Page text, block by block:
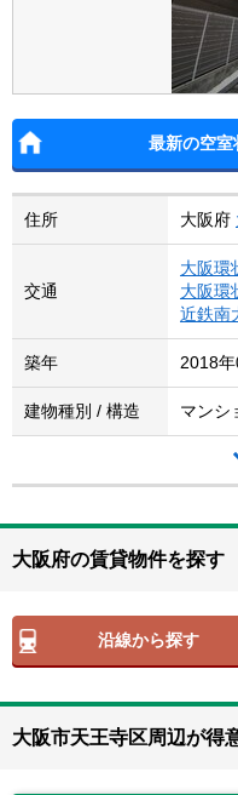
最新の空室
住所 大阪府
交通
大阪環
大阪環
近鉄南
築年 2018
建物種別 / 構造 マンシ
大阪府の賃貸物件を探す
沿線から探す
大阪市天王寺区周辺が得